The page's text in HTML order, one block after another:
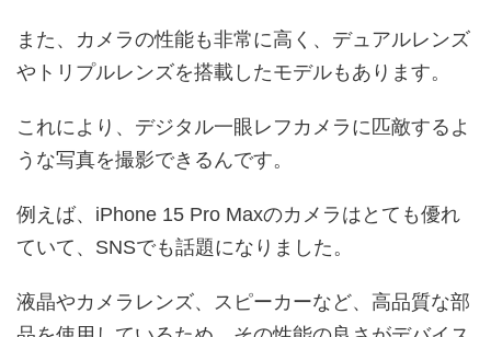
また、カメラの性能も非常に高く、デュアルレンズ
やトリプルレンズを搭載したモデルもあります。
これにより、デジタル一眼レフカメラに匹敵するよ
うな写真を撮影できるんです。
例えば、iPhone 15 Pro Maxのカメラはとても優れ
ていて、SNSでも話題になりました。
液晶やカメラレンズ、スピーカーなど、高品質な部